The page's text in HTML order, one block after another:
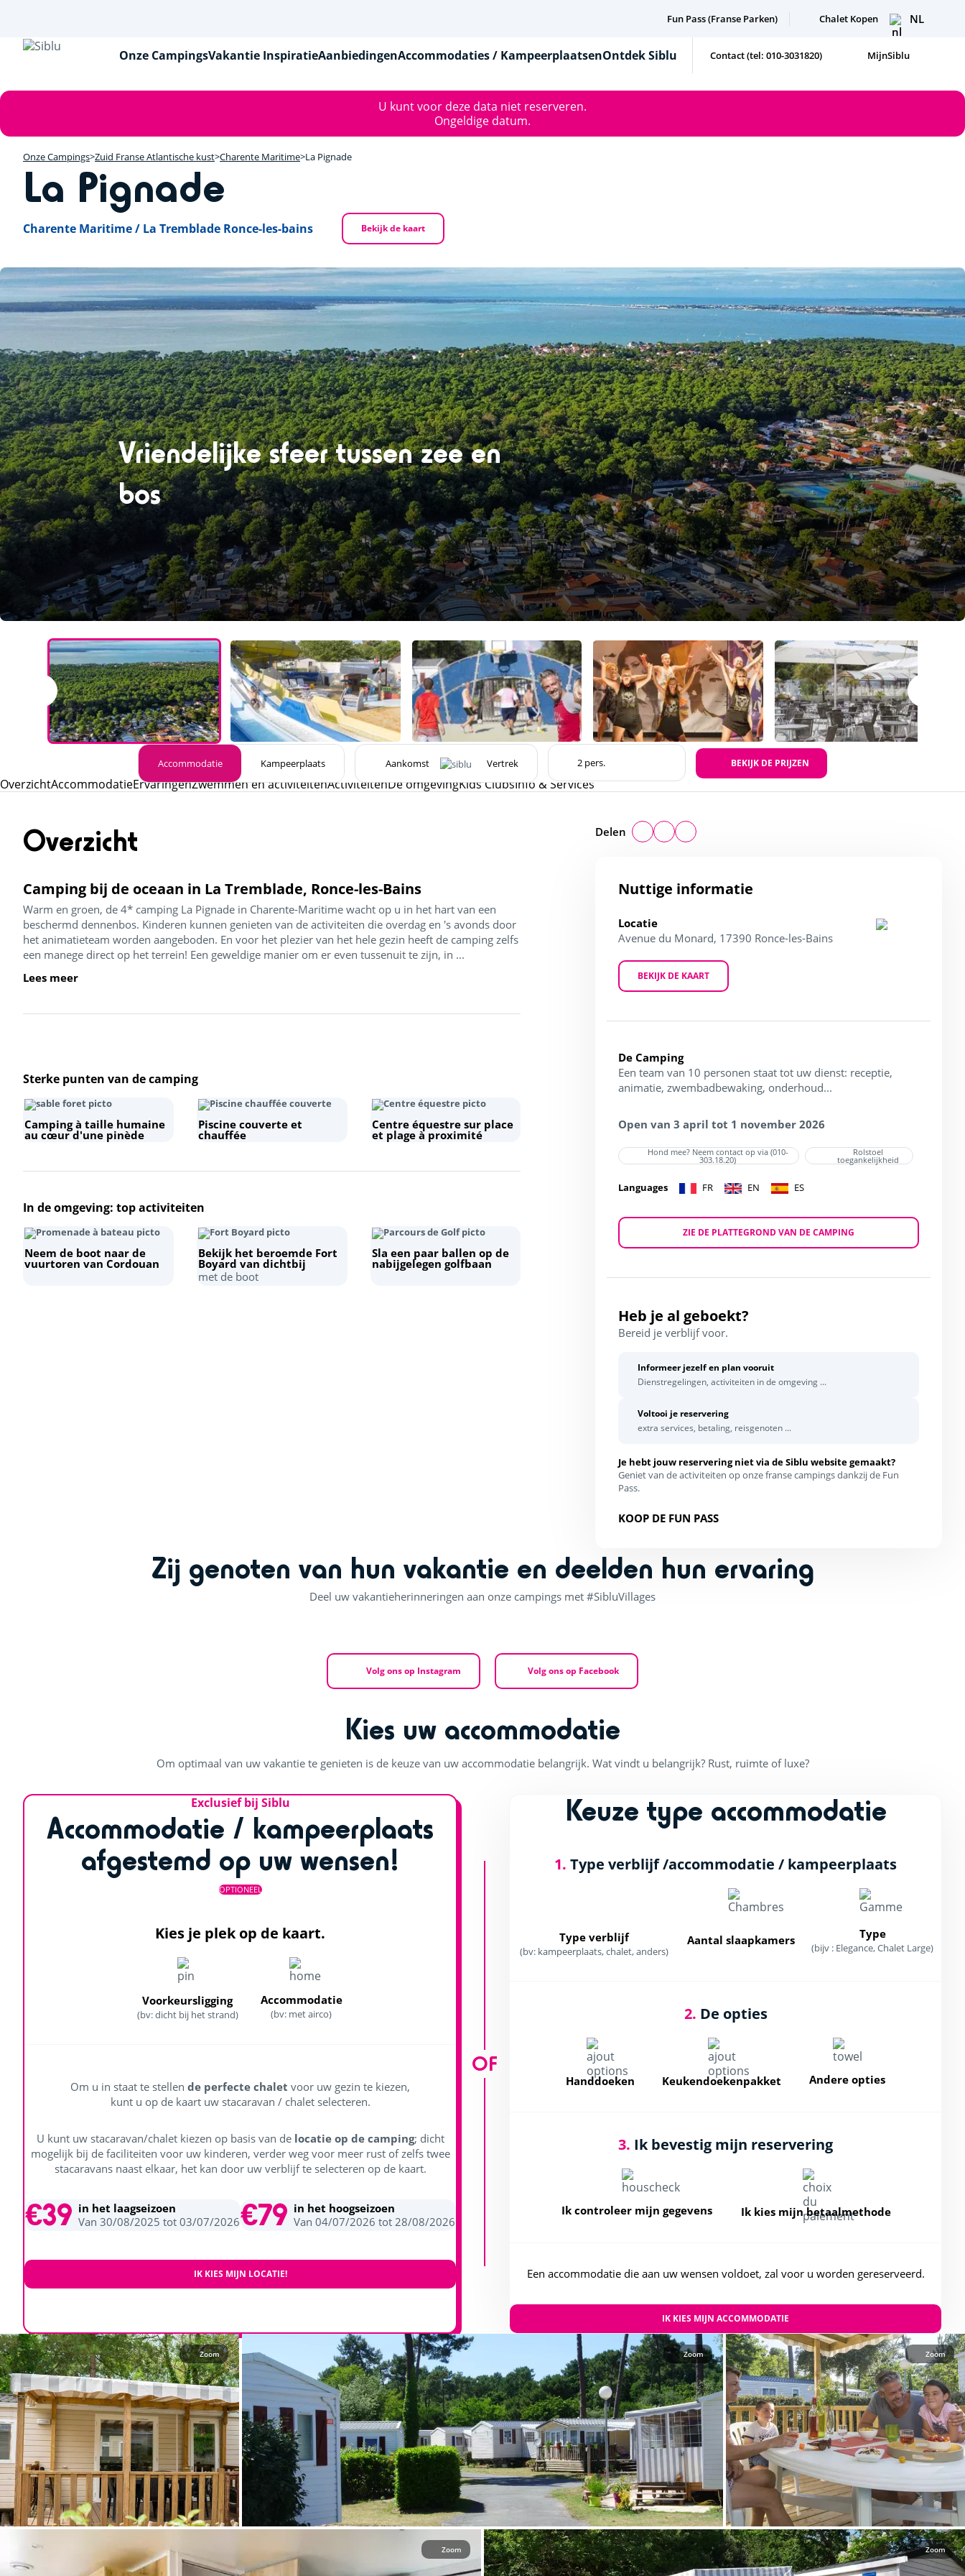
naar
Fun Pass (Franse Parken) Chalet Kopen NL
Onze CampingsVakantie InspiratieAanbiedingenAccommodaties / KampeerplaatsenOntdek Siblu Contact (tel: 010-3031820) MijnSiblu
U kunt voor deze data niet reserveren.
Ongeldige datum.
Onze Campings Zuid Franse Atlantische kust Charente Maritime La Pignade
La Pignade
Charente Maritime / La Tremblade Ronce-les-bains Bekijk de kaart
Vriendelijke sfeer tussen zee en
bos
Accommodatie Kampeerplaats BEKIJK DE PRIJZEN
OverzichtAccommodatieErvaringenZwemmen en activiteitenActiviteitenDe omgevingKids ClubsInfo & Services
Overzicht
Camping bij de oceaan in La Tremblade, Ronce-les-Bains
Warm en groen, de 4* camping La Pignade in Charente-Maritime wacht op u in het hart van een
beschermd dennenbos. Kinderen kunnen genieten van de activiteiten die overdag en 's avonds door
het animatieteam worden aangeboden. En voor het plezier van het hele gezin heeft de camping zelfs
een manege direct op het terrein! Een geweldige manier om er even tussenuit te zijn, in ...
Lees meer
Sterke punten van de camping
Camping à taille humaine
au cœur d'une pinède
Piscine couverte et
chauffée
Centre équestre sur place
et plage à proximité
In de omgeving: top activiteiten
Neem de boot naar de
vuurtoren van Cordouan
Bekijk het beroemde Fort
Boyard van dichtbij
met de boot
Sla een paar ballen op de
nabijgelegen golfbaan
Delen
Nuttige informatie
Locatie
Avenue du Monard, 17390 Ronce-les-Bains
BEKIJK DE KAART
De Camping
Een team van 10 personen staat tot uw dienst: receptie,
animatie, zwembadbewaking, onderhoud...
Open van 3 april tot 1 november 2026
Hond mee? Neem contact op via (010-
303.18.20)
Rolstoel
toegankelijkheid
Languages FR EN ES
ZIE DE PLATTEGROND VAN DE CAMPING
Heb je al geboekt?
Bereid je verblijf voor.
Informeer jezelf en plan vooruit
Dienstregelingen, activiteiten in de omgeving ...
Voltooi je reservering
extra services, betaling, reisgenoten ...
Je hebt jouw reservering niet via de Siblu website gemaakt?
Geniet van de activiteiten op onze franse campings dankzij de Fun
Pass.
KOOP DE FUN PASS
Zij genoten van hun vakantie en deelden hun ervaring
Deel uw vakantieherinneringen aan onze campings met #SibluVillages
Volg ons op Instagram Volg ons op Facebook
Kies uw accommodatie
Om optimaal van uw vakantie te genieten is de keuze van uw accommodatie belangrijk. Wat vindt u belangrijk? Rust, ruimte of luxe?
Exclusief bij Siblu
Accommodatie / kampeerplaats
afgestemd op uw wensen!
OPTIONEEL
Kies je plek op de kaart.
Voorkeursligging
(bv: dicht bij het strand)
Accommodatie
(bv: met airco)
Om u in staat te stellen de perfecte chalet voor uw gezin te kiezen,
kunt u op de kaart uw stacaravan / chalet selecteren.
U kunt uw stacaravan/chalet kiezen op basis van delocatie op de camping; dicht
mogelijk bij de faciliteiten voor uw kinderen, verder weg voor meer rust of zelfs twee
stacaravans naast elkaar, het kan door uw verblijf te selecteren op de kaart.
€39 in het laagseizoen
Van 30/08/2025 tot 03/07/2026€79 in het hoogseizoen
Van 04/07/2026 tot 28/08/2026
IK KIES MIJN LOCATIE!
OF
Keuze type accommodatie
1. Type verblijf /accommodatie / kampeerplaats
Type verblijf
(bv: kampeerplaats, chalet, anders)
Aantal slaapkamers Type
(bijv : Elegance, Chalet Large)
2. De opties
Handdoeken Keukendoekenpakket Andere opties
3. Ik bevestig mijn reservering
Ik controleer mijn gegevens Ik kies mijn betaalmethode
Een accommodatie die aan uw wensen voldoet, zal voor u worden gereserveerd.
IK KIES MIJN ACCOMMODATIE
Zoom Zoom Zoom
Zoom Zoom